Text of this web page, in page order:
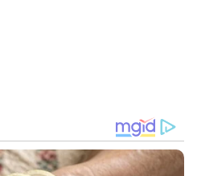
താലൂക്ക്
മരിച്ചിരുന്നു.
ആതിര.